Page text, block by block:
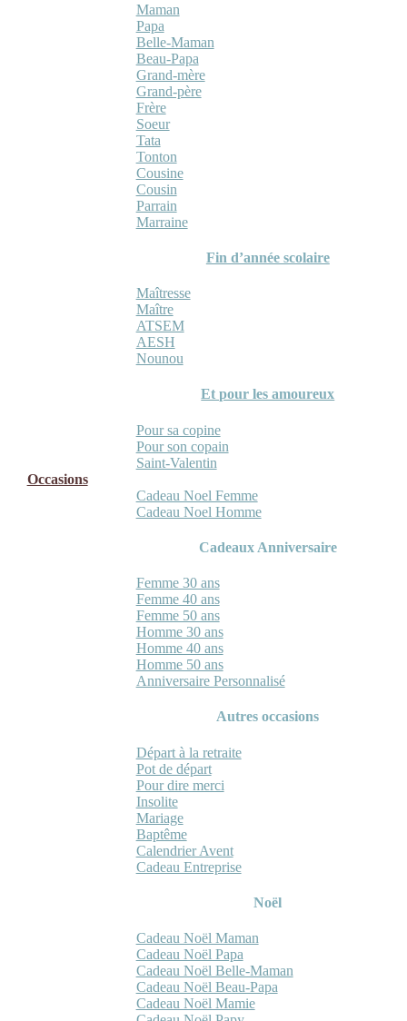
Maman
Papa
Belle-Maman
Beau-Papa
Grand-mère
Grand-père
Frère
Soeur
Tata
Tonton
Cousine
Cousin
Parrain
Marraine
Fin d’année scolaire
Maîtresse
Maître
ATSEM
AESH
Nounou
Et pour les amoureux
Pour sa copine
Pour son copain
Saint-Valentin
Occasions
Cadeau Noel Femme
Cadeau Noel Homme
Cadeaux Anniversaire
Femme 30 ans
Femme 40 ans
Femme 50 ans
Homme 30 ans
Homme 40 ans
Homme 50 ans
Anniversaire Personnalisé
Autres occasions
Départ à la retraite
Pot de départ
Pour dire merci
Insolite
Mariage
Baptême
Calendrier Avent
Cadeau Entreprise
Noël
Cadeau Noël Maman
Cadeau Noël Papa
Cadeau Noël Belle-Maman
Cadeau Noël Beau-Papa
Cadeau Noël Mamie